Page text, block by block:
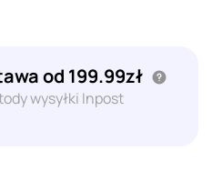
od 199.99zł
wysyłki Inpost